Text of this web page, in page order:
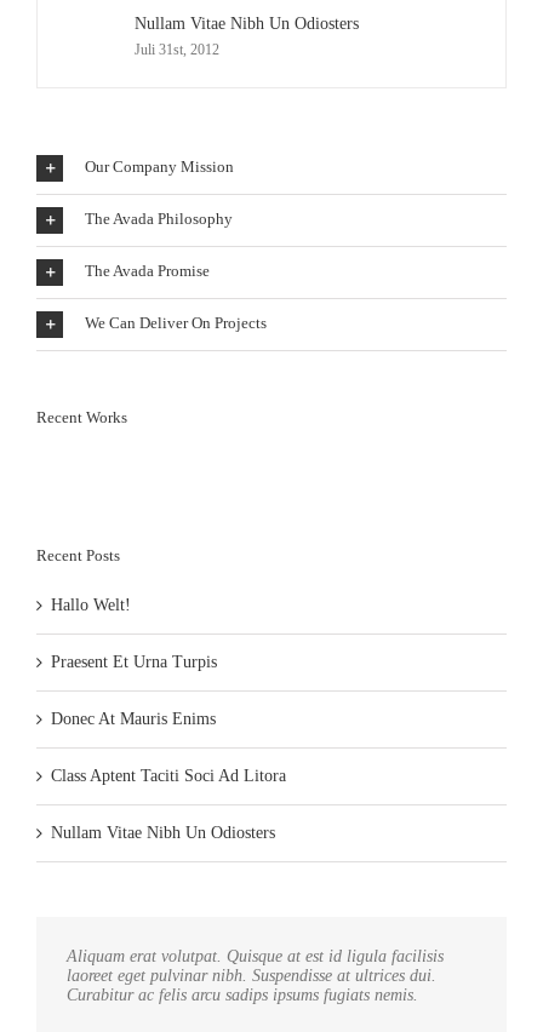
Nullam Vitae Nibh Un Odiosters
Juli 31st, 2012
Our Company Mission
The Avada Philosophy
The Avada Promise
We Can Deliver On Projects
Recent Works
Recent Posts
Hallo Welt!
Praesent Et Urna Turpis
Donec At Mauris Enims
Class Aptent Taciti Soci Ad Litora
Nullam Vitae Nibh Un Odiosters
Aliquam erat volutpat. Quisque at est id ligula facilisis
laoreet eget pulvinar nibh. Suspendisse at ultrices dui.
Curabitur ac felis arcu sadips ipsums fugiats nemis.